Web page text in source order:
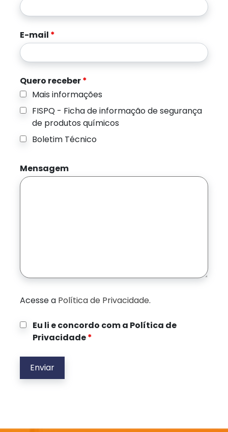
E-mail *
Quero receber*
Mais informações
FISPQ - Ficha de informação de segurança
de produtos químicos
Boletim Técnico
Mensagem
Acesse a Política de Privacidade.
Eu li e concordo com a Política de
Privacidade*